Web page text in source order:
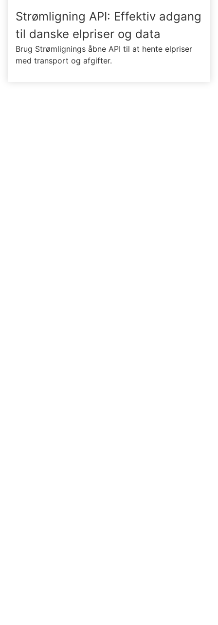
Strømligning API: Effektiv adgang
til danske elpriser og data
Brug Strømlignings åbne API til at hente elpriser
med transport og afgifter.